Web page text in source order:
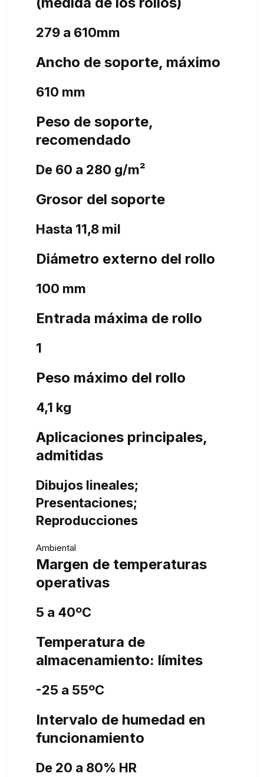
279 a 610mm
Ancho de soporte, máximo
610 mm
Peso de soporte,
recomendado
De 60 a 280 g/m²
Grosor del soporte
Hasta 11,8 mil
Diámetro externo del rollo
100 mm
Entrada máxima de rollo
1
Peso máximo del rollo
4,1 kg
Aplicaciones principales,
admitidas
Dibujos lineales;
Presentaciones;
Reproducciones
Ambiental
Margen de temperaturas
operativas
5 a 40ºC
Temperatura de
almacenamiento: límites
-25 a 55ºC
Intervalo de humedad en
funcionamiento
De 20 a 80% HR